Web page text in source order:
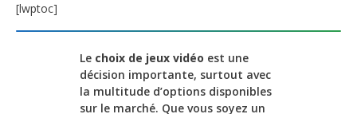
[lwptoc]
Le choix de jeux vidéo est une
décision importante, surtout avec
la multitude d’options disponibles
sur le marché. Que vous soyez un